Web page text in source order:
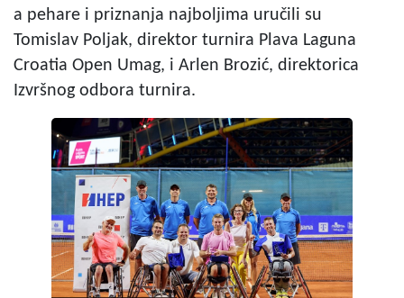
a pehare i priznanja najboljima uručili su
Tomislav Poljak, direktor turnira Plava Laguna
Croatia Open Umag, i Arlen Brozić, direktorica
Izvršnog odbora turnira.